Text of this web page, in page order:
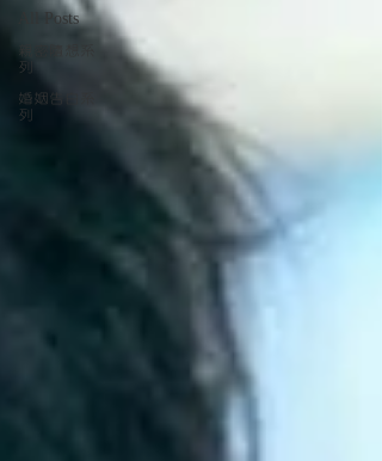
All Posts
親密隨想系
列
婚姻告白系
列